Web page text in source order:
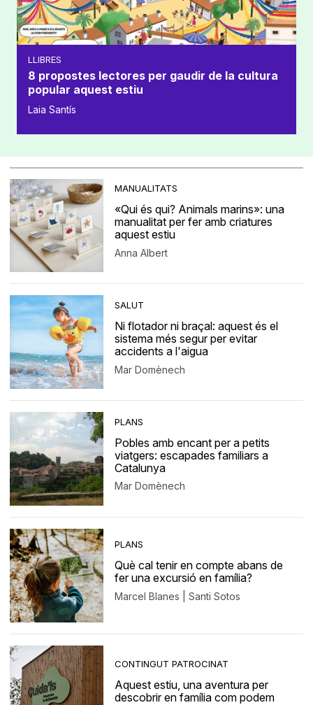
LLIBRES
8 propostes lectores per gaudir de la cultura
popular aquest estiu
Laia Santís
MANUALITATS
«Qui és qui? Animals marins»: una
manualitat per fer amb criatures
aquest estiu
Anna Albert
SALUT
Ni flotador ni braçal: aquest és el
sistema més segur per evitar
accidents a l'aigua
Mar Domènech
PLANS
Pobles amb encant per a petits
viatgers: escapades familiars a
Catalunya
Mar Domènech
PLANS
Què cal tenir en compte abans de
fer una excursió en família?
Marcel Blanes | Santi Sotos
CONTINGUT PATROCINAT
Aquest estiu, una aventura per
descobrir en família com podem